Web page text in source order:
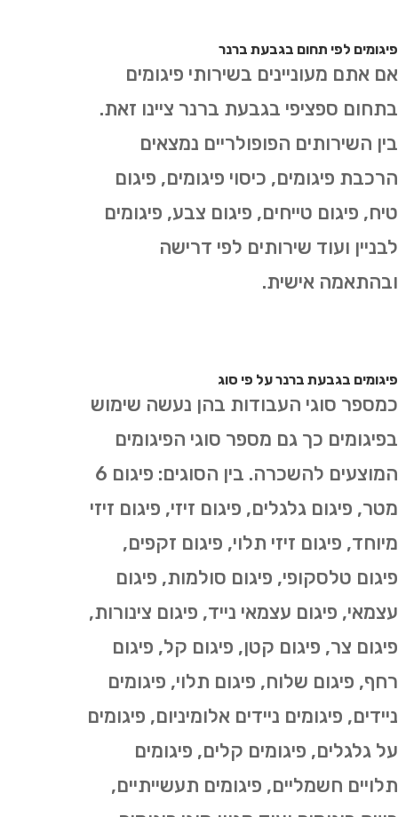
פיגומים לפי תחום בגבעת ברנר
אם אתם מעוניינים בשירותי פיגומים
בתחום ספציפי בגבעת ברנר ציינו זאת.
בין השירותים הפופולריים נמצאים
הרכבת פיגומים, כיסוי פיגומים, פיגום
טיח, פיגום טייחים, פיגום צבע, פיגומים
לבניין ועוד שירותים לפי דרישה
ובהתאמה אישית.
פיגומים בגבעת ברנר על פי סוג
כמספר סוגי העבודות בהן נעשה שימוש
בפיגומים כך גם מספר סוגי הפיגומים
המוצעים להשכרה. בין הסוגים: פיגום 6
מטר, פיגום גלגלים, פיגום זיזי, פיגום זיזי
מיוחד, פיגום זיזי תלוי, פיגום זקפים,
פיגום טלסקופי, פיגום סולמות, פיגום
עצמאי, פיגום עצמאי נייד, פיגום צינורות,
פיגום צר, פיגום קטן, פיגום קל, פיגום
רחף, פיגום שלוח, פיגום תלוי, פיגומים
ניידים, פיגומים ניידים אלומיניום, פיגומים
על גלגלים, פיגומים קלים, פיגומים
תלויים חשמליים, פיגומים תעשייתיים,